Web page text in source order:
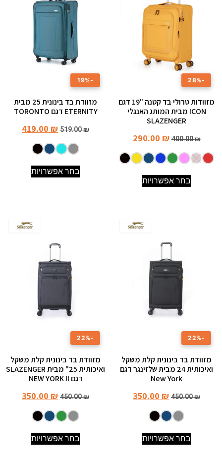
-28%
מזוודות טרולי בד קטנה "19 דגם
ICON מבית המותג האנגלי
SLAZENGER
400.00₪
290.00 ₪
בחר אפשרויות
-19%
מזוודת בד בינונית 25 מבית
ETERNITY דגם TORONTO
519.00₪
419.00 ₪
בחר אפשרויות
-22%
מזוודת בד בינונית קלת משקל
ואיכותית 24 מבית שלזינגר דגם
New York
450.00₪
350.00 ₪
בחר אפשרויות
-22%
מזוודת בד בינונית קלת משקל
ואיכותית 25" מבית SLAZENGER
דגם NEW YORK II
450.00₪
350.00 ₪
בחר אפשרויות